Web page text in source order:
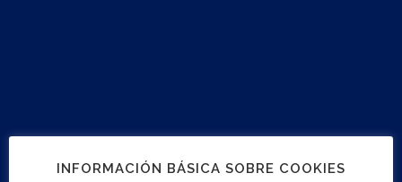
Mail: j.vallado@fiab.es
INFORMACIÓN BÁSICA SOBRE COOKIES